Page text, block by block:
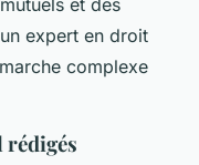
et des
expert en droit
complexe
rédigés